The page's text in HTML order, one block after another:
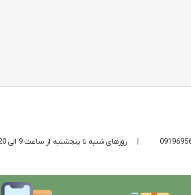
| روزهای شنبه تا پنجشنبه از ساعت 9 الی 20 پاسخگوی شما هستیم